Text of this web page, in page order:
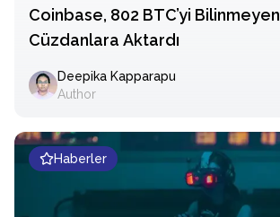
Coinbase, 802 BTC’yi Bilinmeyen
Cüzdanlara Aktardı
Deepika Kapparapu
Author
Haberler